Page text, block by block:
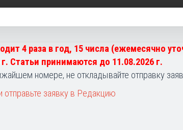
4 раза в год, 15 числа (ежемесячно
Статьи принимаются до 11.08.2026 г.
номере, не откладывайте отправку
отправьте заявку в Редакцию